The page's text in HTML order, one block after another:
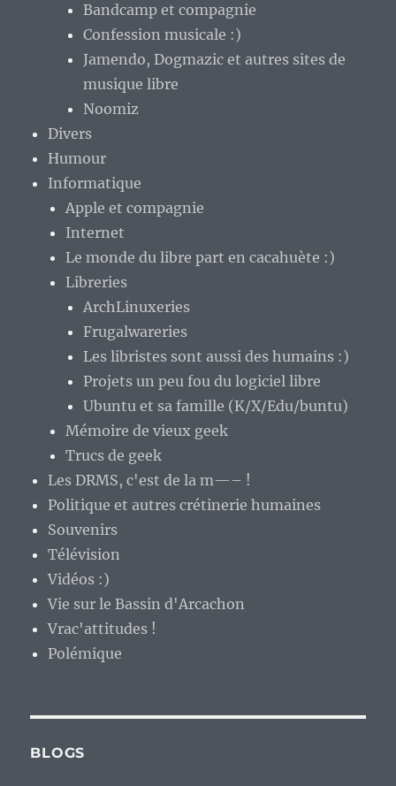
Bandcamp et compagnie
Confession musicale :)
Jamendo, Dogmazic et autres sites de
musique libre
Noomiz
Divers
Humour
Informatique
Apple et compagnie
Internet
Le monde du libre part en cacahuète :)
Libreries
ArchLinuxeries
Frugalwareries
Les libristes sont aussi des humains :)
Projets un peu fou du logiciel libre
Ubuntu et sa famille (K/X/Edu/buntu)
Mémoire de vieux geek
Trucs de geek
Les DRMS, c'est de la m—– !
Politique et autres crétinerie humaines
Souvenirs
Télévision
Vidéos :)
Vie sur le Bassin d'Arcachon
Vrac'attitudes !
Polémique
BLOGS